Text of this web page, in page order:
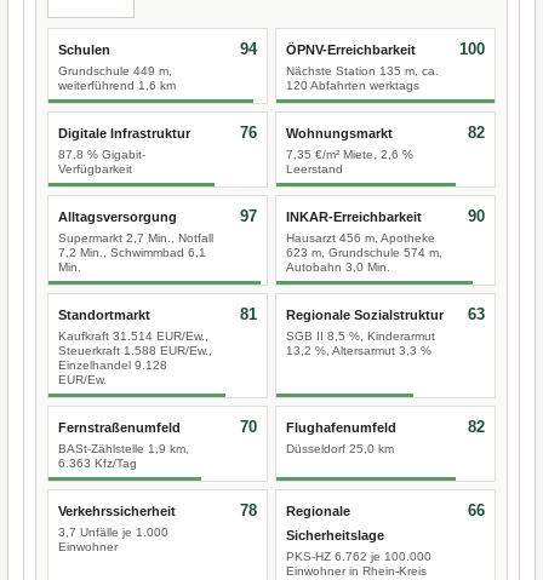
Schulen
Grundschule 449 m,
weiterführend 1,6 km
94 ÖPNV-Erreichbarkeit
Nächste Station 135 m, ca.
120 Abfahrten werktags
100
Digitale Infrastruktur
87,8 % Gigabit-
Verfügbarkeit
76 Wohnungsmarkt
7,35 €/m² Miete, 2,6 %
Leerstand
82
Alltagsversorgung
Supermarkt 2,7 Min., Notfall
7,2 Min., Schwimmbad 6,1
Min.
97 INKAR-Erreichbarkeit
Hausarzt 456 m, Apotheke
623 m, Grundschule 574 m,
Autobahn 3,0 Min.
90
Standortmarkt
Kaufkraft 31.514 EUR/Ew.,
Steuerkraft 1.588 EUR/Ew.,
Einzelhandel 9.128
EUR/Ew.
81 Regionale Sozialstruktur
SGB II 8,5 %, Kinderarmut
13,2 %, Altersarmut 3,3 %
63
Fernstraßenumfeld
BASt-Zählstelle 1,9 km,
6.363 Kfz/Tag
70 Flughafenumfeld
Düsseldorf 25,0 km
82
Verkehrssicherheit
3,7 Unfälle je 1.000
Einwohner
78
Regionale
Sicherheitslage
PKS-HZ 6.762 je 100.000
Einwohner in Rhein-Kreis
66